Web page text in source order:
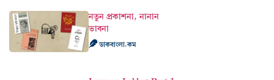
নতুন প্রকাশনা, নানান
ভাবনা
ডাকবাংলা.কম